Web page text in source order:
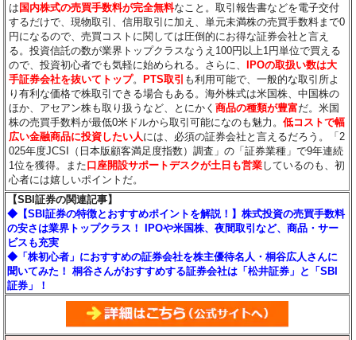
は国内株式の売買手数料が完全無料なこと。取引報告書などを電子交付
するだけで、現物取引、信用取引に加え、単元未満株の売買手数料まで0
円になるので、売買コストに関しては圧倒的にお得な証券会社と言え
る。投資信託の数が業界トップクラスなうえ100円以上1円単位で買える
ので、投資初心者でも気軽に始められる。さらに、IPOの取扱い数は大
手証券会社を抜いてトップ。PTS取引 も利用可能で、一般的な取引所よ
り有利な価格で株取引できる場合もある。海外株式は米国株、中国株の
ほか、アセアン株も取り扱うなど、とにかく商品の種類が豊富だ。米国
株の売買手数料が最低0米ドルから取引可能になのも魅力。低コストで幅
広い金融商品に投資したい人 には、必須の証券会社と言えるだろう。「2
025年度JCSI（日本版顧客満足度指数）調査」の「証券業種」で9年連続
1位を獲得。また口座開設サポートデスクが土日も営業しているのも、初
心者には嬉しいポイントだ。
【SBI証券の関連記事】
◆【SBI証券の特徴とおすすめポイントを解説！】株式投資の売買手数料
の安さは業界トップクラス！ IPOや米国株、夜間取引など、商品・サー
ビスも充実
◆「株初心者」におすすめの証券会社を株主優待名人・桐谷広人さんに
聞いてみた！ 桐谷さんがおすすめする証券会社は「松井証券」と「SBI
証券」！